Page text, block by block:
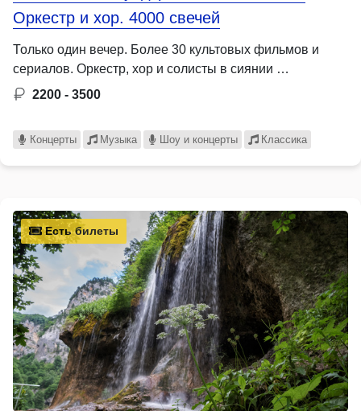
Оркестр и хор. 4000 свечей
Только один вечер. Более 30 культовых фильмов и
сериалов. Оркестр, хор и солисты в сиянии …
2200 - 3500
Концерты Музыка Шоу и концерты Классика
Есть билеты